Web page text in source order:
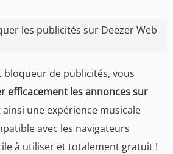
les publicités sur Deezer Web
bloqueur de publicités, vous
efficacement les annonces sur
une expérience musicale
avec les navigateurs
à utiliser et totalement gratuit !